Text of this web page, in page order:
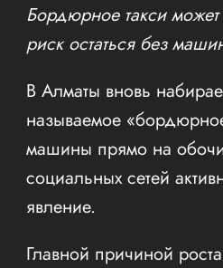
Бордюрное такси
риск остаться без
В Алматы вновь
называемое
машины прямо на
социальных сетей
явление.
Главной причиной